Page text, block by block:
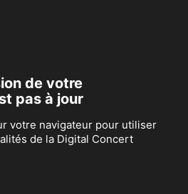
de votre
pas à jour
votre navigateur pour utiliser
de la Digital Concert